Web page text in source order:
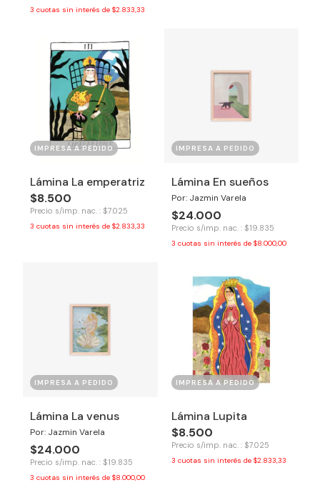
3 cuotas sin interés de $2.833,33
IMPRESA A PEDIDO
Lámina La emperatriz
$8.500
Precio s/imp. nac. : $7.025
3 cuotas sin interés de $2.833,33
IMPRESA A PEDIDO
Lámina En sueños
Por: Jazmin Varela
$24.000
Precio s/imp. nac. : $19.835
3 cuotas sin interés de $8.000,00
IMPRESA A PEDIDO
Lámina La venus
Por: Jazmin Varela
$24.000
Precio s/imp. nac. : $19.835
3 cuotas sin interés de $8.000,00
IMPRESA A PEDIDO
Lámina Lupita
$8.500
Precio s/imp. nac. : $7.025
3 cuotas sin interés de $2.833,33